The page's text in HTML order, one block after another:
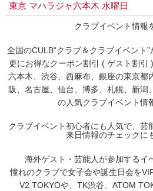
東京 マハラジャ六本木 水曜日
クラブイベント情報
全国のCULB“クラブ＆クラブイベント
更にお得なクーポン割引 ( ゲスト割引
六本木、渋谷、西麻布、銀座の東京都
阪、名古屋、仙台、博多、札幌、新潟
の人気クラブイベント情
クラブイベント初心者にも人気で、芸
来日情報のチェックに
海外ゲスト・芸能人が参加するイ
憧れのクラブで女子会や誕生日会を
V2 TOKYOや、TK渋谷、ATOM